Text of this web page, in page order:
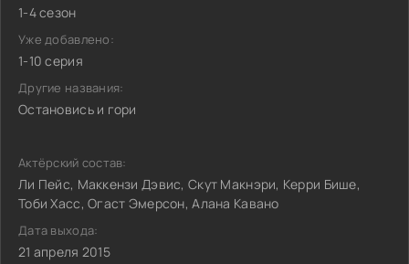
1-4 сезон
Уже добавлено:
1-10 серия
Другие названия:
Остановись и гори
Актёрский состав:
Ли Пейс, Маккензи Дэвис, Скут Макнэри, Керри Бише,
Тоби Хасс, Огаст Эмерсон, Алана Кавано
Дата выхода:
21 апреля 2015